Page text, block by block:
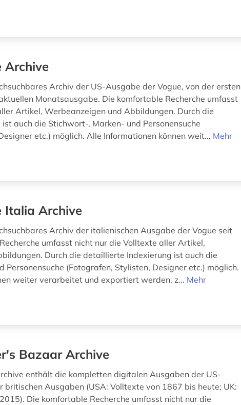
Archive
Archiv der US-Ausgabe der Vogue, von der ersten
Monatsausgabe. Die komfortable Recherche umfasst
Artikel, Werbeanzeigen und Abbildungen. Durch die
auch die Stichwort-, Marken- und Personensuche
etc.) möglich. Alle Informationen können weit... Mehr
Italia Archive
Archiv der italienischen Ausgabe der Vogue seit
umfasst nicht nur die Volltexte aller Artikel,
Durch die detaillierte Indexierung ist auch die
Personensuche (Fotografen, Stylisten, Designer etc.) möglich.
weiter verarbeitet und exportiert werden, z... Mehr
Bazaar Archive
enthält die kompletten digitalen Ausgaben der US-
britischen Ausgaben (USA: Volltexte von 1867 bis heute; UK:
Die komfortable Recherche umfasst nicht nur die